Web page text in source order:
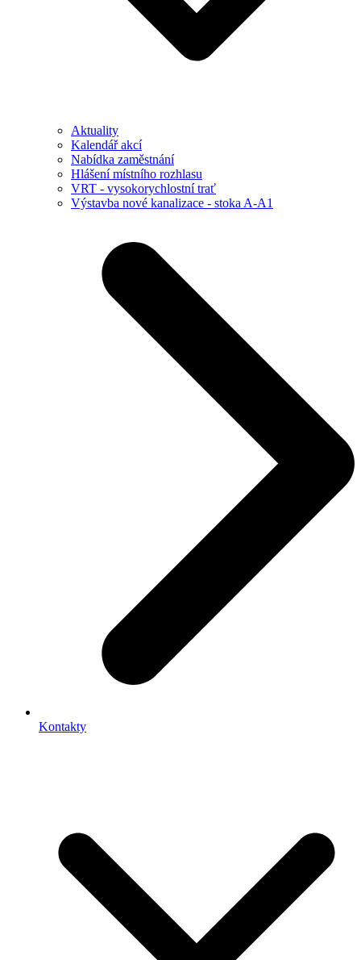
Aktuality
Kalendář akcí
Nabídka zaměstnání
Hlášení místního rozhlasu
VRT - vysokorychlostní trať
Výstavba nové kanalizace - stoka A-A1
Kontakty